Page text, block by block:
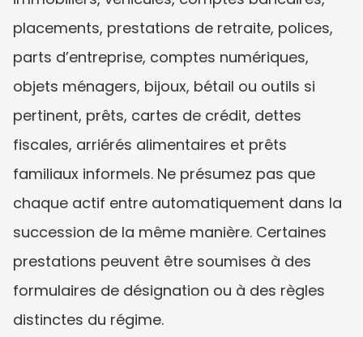
placements, prestations de retraite, polices,
parts d’entreprise, comptes numériques,
objets ménagers, bijoux, bétail ou outils si
pertinent, prêts, cartes de crédit, dettes
fiscales, arriérés alimentaires et prêts
familiaux informels. Ne présumez pas que
chaque actif entre automatiquement dans la
succession de la même manière. Certaines
prestations peuvent être soumises à des
formulaires de désignation ou à des règles
distinctes du régime.